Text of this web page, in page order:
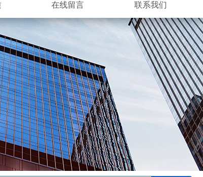
在线留言 联系我们